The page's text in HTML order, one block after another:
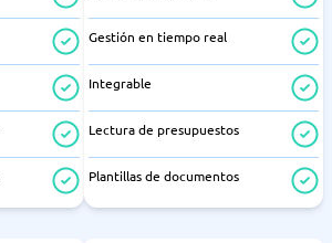
Gestión en tiempo real
Integrable
Lectura de presupuestos
Plantillas de documentos